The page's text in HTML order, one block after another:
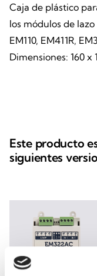
Caja de plástico
los módulos de lazo
EM110, EM411R,
Dimensiones: 160 x
Este producto
siguientes